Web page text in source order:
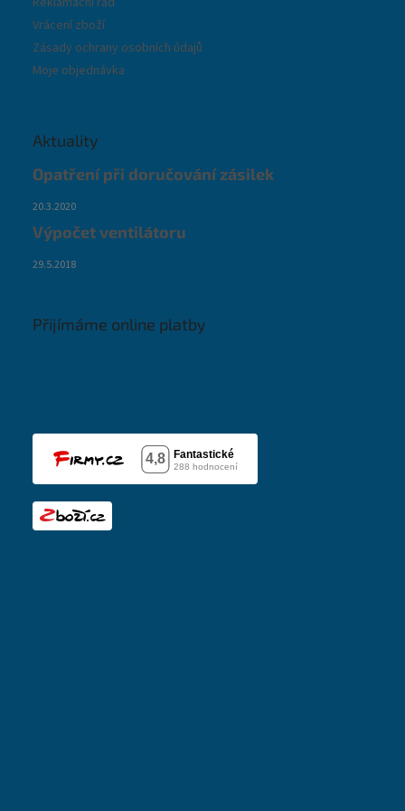
Vrácení zboží
Zásady ochrany osobních údajů
Moje objednávka
Aktuality
Opatření při doručování zásilek
20.3.2020
Výpočet ventilátoru
29.5.2018
Přijímáme online platby